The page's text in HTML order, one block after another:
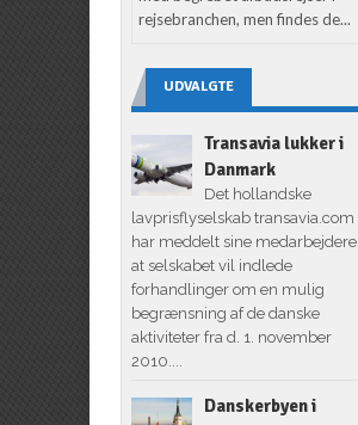
rejsebranchen, men findes de...
UDVALGTE
Transavia lukker i
Danmark
Det hollandske
lavprisflyselskab transavia.com
har meddelt sine medarbejdere,
at selskabet vil indlede
forhandlinger om en mulig
begrænsning af de danske
aktiviteter fra d. 1. november
2010....
Danskerbyen i